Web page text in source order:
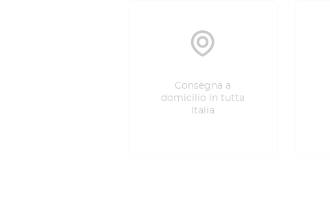
Consegna a
domicilio in tutta
Italia